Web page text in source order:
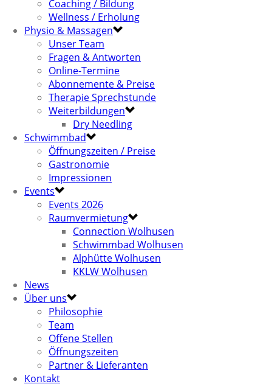
Coaching / Bildung
Wellness / Erholung
Physio & Massagen
Unser Team
Fragen & Antworten
Online-Termine
Abonnemente & Preise
Therapie Sprechstunde
Weiterbildungen
Dry Needling
Schwimmbad
Öffnungszeiten / Preise
Gastronomie
Impressionen
Events
Events 2026
Raumvermietung
Connection Wolhusen
Schwimmbad Wolhusen
Alphütte Wolhusen
KKLW Wolhusen
News
Über uns
Philosophie
Team
Offene Stellen
Öffnungszeiten
Partner & Lieferanten
Kontakt